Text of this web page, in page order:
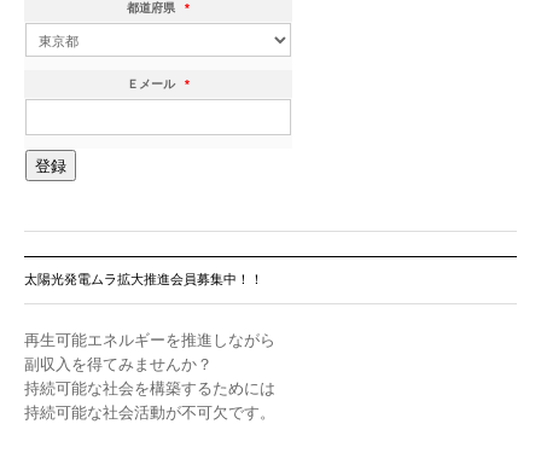
都道府県 *
Ｅメール *
太陽光発電ムラ拡大推進会員募集中！！
再生可能エネルギーを推進しながら
副収入を得てみませんか？
持続可能な社会を構築するためには
持続可能な社会活動が不可欠です。